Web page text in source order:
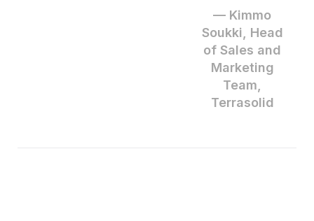
— Kimmo
Soukki, Head
of Sales and
Marketing
Team,
Terrasolid